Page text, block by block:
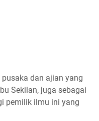
dan ajian yang
Sekilan, juga sebagai
pemilik ilmu ini yang